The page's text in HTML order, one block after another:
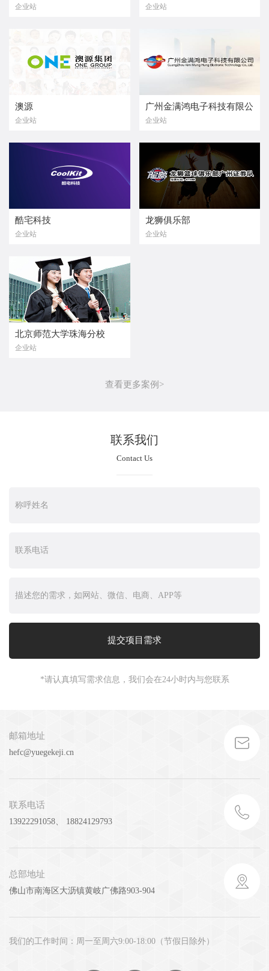
业有限公司
企业站 企业站
澳源
企业站
广州金满鸿电子科技有限公
司
企业站
酷宅科技
企业站
龙狮俱乐部
企业站
北京师范大学珠海分校
企业站
查看更多案例>
联系我们
Contact Us
*请认真填写需求信息，我们会在24小时内与您联系
邮箱地址
hefc@yuegekeji.cn
联系电话
13922291058、 18824129793
总部地址
佛山市南海区大沥镇黄岐广佛路903-904
我们的工作时间：周一至周六9:00-18:00（节假日除外）